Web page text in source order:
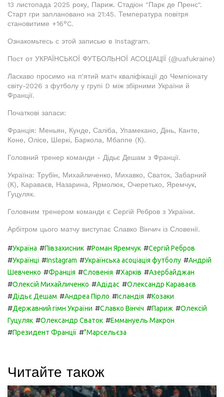
13 листопада 2025 року, Париж. Стадіон "Парк де Пренс".
Старт гри заплановано на 21:45. Температура повітря
становитиме +16°C.
Ознакомьтесь с этой записью в Instagram.
Пост от УКРАЇНСЬКОЇ ФУТБОЛЬНОЇ АСОЦІАЦІЇ (@uafukraine)
Ласкаво просимо на п'ятий матч кваліфікації до Чемпіонату
світу-2026 з футболу у групі D між збірними України й
Франції.
Початкові запаси:
Франція: Меньян, Кунде, Саліба, Упамекано, Дінь, Канте,
Коне, Олісе, Шеркі, Баркола, Мбаппе (К).
Головний тренер команди - Дідьє Дешам з Франції.
Україна: Трубін, Михайличенко, Михавко, Сваток, Забарний
(К), Караваєв, Назарина, Ярмолюк, Очеретько, Яремчук,
Гуцуляк.
Головним тренером команди є Сергій Ребров з України.
Арбітром цього матчу виступає Славко Вінчич із Словенії.
#Україна #Півзахисник #Роман Яремчук #Сергій Ребров
#Українці #Instagram #Українська асоціація футболу #Андрій
Шевченко #Франція #Словенія #Харків #Азербайджан
#Олексій Михайличенко #Адідас #Олександр Караваєв
#Дідьє Дешам #Андреа Пірло #Ісландія #Козаки
#Державний гімн України #Славко Вінчіч #Париж #Олексій
Гуцуляк #Олександр Сваток #Еммануель Макрон
#Президент Франції #"Марсельєза
Читайте також